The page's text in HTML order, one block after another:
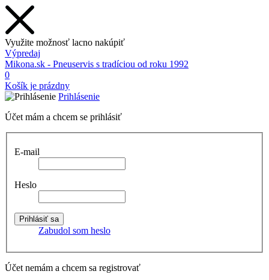
Využite možnosť lacno nakúpiť
Výpredaj
Mikona.sk - Pneuservis s tradíciou od roku 1992
0
Košík je prázdny
Prihlásenie
Účet mám a chcem se prihlásiť
E-mail
Heslo
Zabudol som heslo
Účet nemám a chcem sa registrovať